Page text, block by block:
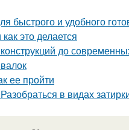
быстрого и удобного
это делается
до
ее пройти
в видах